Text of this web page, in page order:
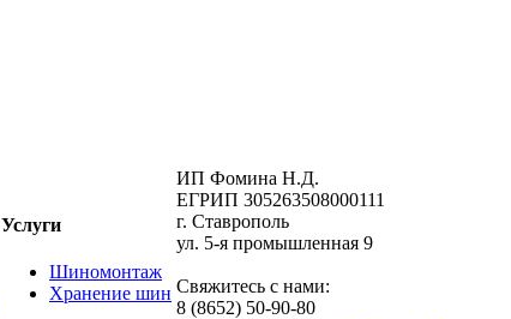
Услуги
Шиномонтаж
Хранение шин
ИП Фомина Н.Д.
ЕГРИП 305263508000111
г. Ставрополь
ул. 5-я промышленная 9
Свяжитесь с нами:
8 (8652) 50-90-80